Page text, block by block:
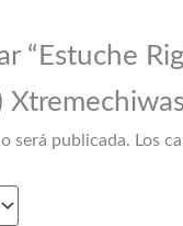
“Estuche
será publicada. Los